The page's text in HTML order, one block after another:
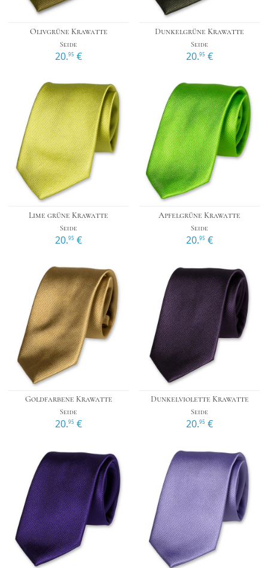
Olivgrüne Krawatte
Seide
20.95 €
Dunkelgrüne Krawatte
Seide
20.95 €
Lime grüne Krawatte
Seide
20.95 €
Apfelgrüne Krawatte
Seide
20.95 €
Goldfarbene Krawatte
Seide
20.95 €
Dunkelviolette Krawatte
Seide
20.95 €